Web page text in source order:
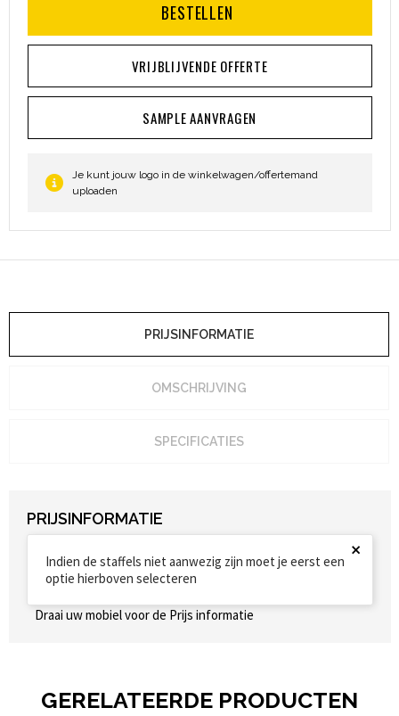
BESTELLEN
VRIJBLIJVENDE OFFERTE
SAMPLE AANVRAGEN
Je kunt jouw logo in de winkelwagen/offertemand
uploaden
PRIJSINFORMATIE
OMSCHRIJVING
SPECIFICATIES
PRIJSINFORMATIE
Indien de staffels niet aanwezig zijn moet je eerst een
optie hierboven selecteren
×
Draai uw mobiel voor de Prijs informatie
GERELATEERDE PRODUCTEN